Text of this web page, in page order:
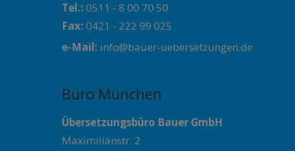
Tel.: 0511 - 8 00 70 50
Fax: 0421 - 222 99 025
e-Mail: info@bauer-uebersetzungen.de
Büro München
Übersetzungsbüro Bauer GmbH
Maximilianstr. 2